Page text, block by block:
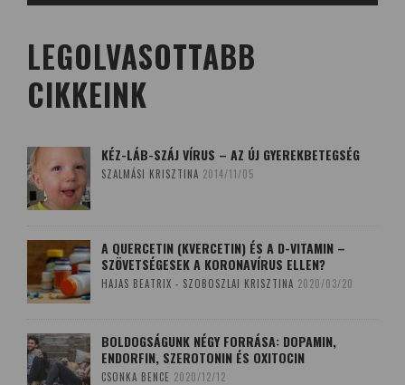
LEGOLVASOTTABB
CIKKEINK
KÉZ-LÁB-SZÁJ VÍRUS – AZ ÚJ GYEREKBETEGSÉG
SZALMÁSI KRISZTINA 2014/11/05
A QUERCETIN (KVERCETIN) ÉS A D-VITAMIN –
SZÖVETSÉGESEK A KORONAVÍRUS ELLEN?
HAJAS BEATRIX - SZOBOSZLAI KRISZTINA 2020/03/20
BOLDOGSÁGUNK NÉGY FORRÁSA: DOPAMIN,
ENDORFIN, SZEROTONIN ÉS OXITOCIN
CSONKA BENCE 2020/12/12